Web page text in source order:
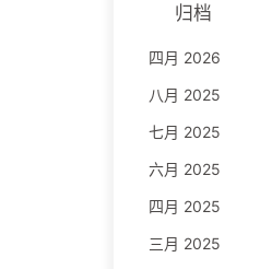
归档
四月 2026
八月 2025
七月 2025
六月 2025
四月 2025
三月 2025